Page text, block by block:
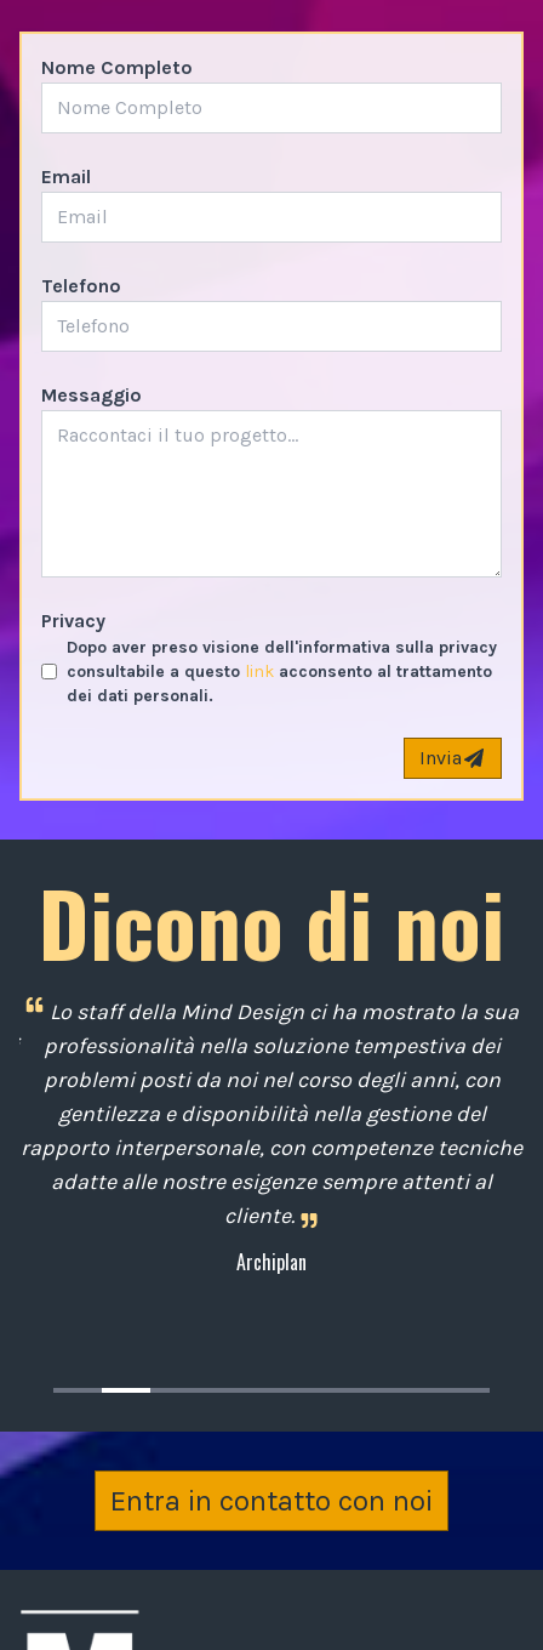
Nome Completo
Email
Telefono
Messaggio
Privacy
Dopo aver preso visione dell'informativa sulla privacy
consultabile a questo link acconsento al trattamento
dei dati personali.
Invia
Dicono di noi
Lo staff della Mind Design ci ha mostrato la sua
professionalità nella soluzione tempestiva dei
problemi posti da noi nel corso degli anni, con
gentilezza e disponibilità nella gestione del
rapporto interpersonale, con competenze tecniche
adatte alle nostre esigenze sempre attenti al
cliente.
Archiplan
Entra in contatto con noi